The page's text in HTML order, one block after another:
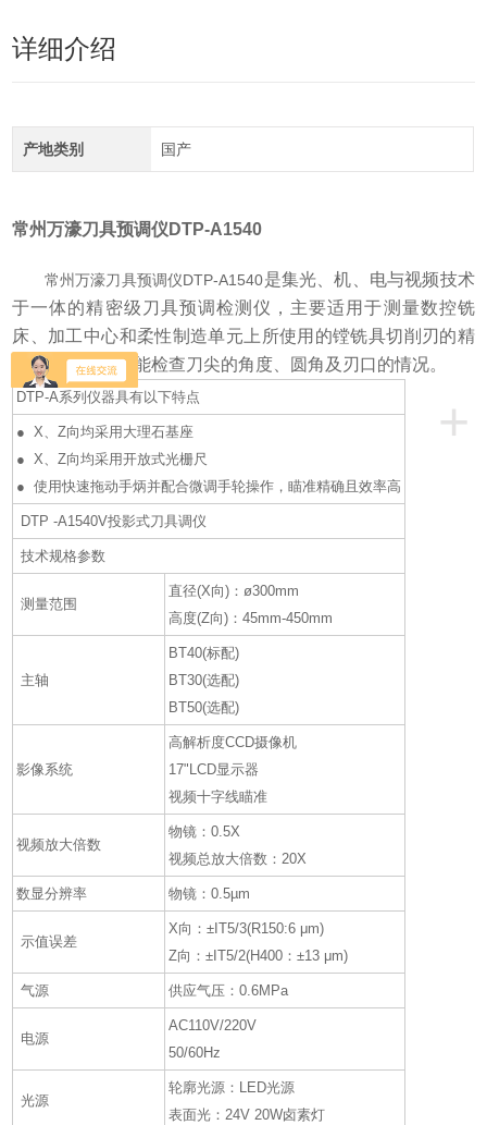
详细介绍
产地类别 国产
常州万濠刀具预调仪DTP-A1540
常州万濠刀具预调仪DTP-A1540是集光、机、电与视频技术
于一体的精密级刀具预调检测仪，主要适用于测量数控铣
床、加工中心和柔性制造单元上所使用的镗铣具切削刃的精
确坐标位置，并能检查刀尖的角度、圆角及刃口的情况。
+
DTP-A系列仪器具有以下特点
● X、Z向均采用大理石基座
● X、Z向均采用开放式光栅尺
● 使用快速拖动手炳并配合微调手轮操作，瞄准精确且效率高
DTP -A1540V投影式刀具调仪
技术规格参数
测量范围
直径(X向)：ø300mm
高度(Z向)：45mm-450mm
主轴
BT40(标配)
BT30(选配)
BT50(选配)
影像系统
高解析度CCD摄像机
17"LCD显示器
视频十字线瞄准
视频放大倍数
物镜：0.5X
视频总放大倍数：20X
数显分辨率 物镜：0.5µm
示值误差
X向：±IT5/3(R150:6 μm)
Z向：±IT5/2(H400：±13 μm)
气源 供应气压：0.6MPa
电源
AC110V/220V
50/60Hz
光源
轮廓光源：LED光源
表面光：24V 20W卤素灯